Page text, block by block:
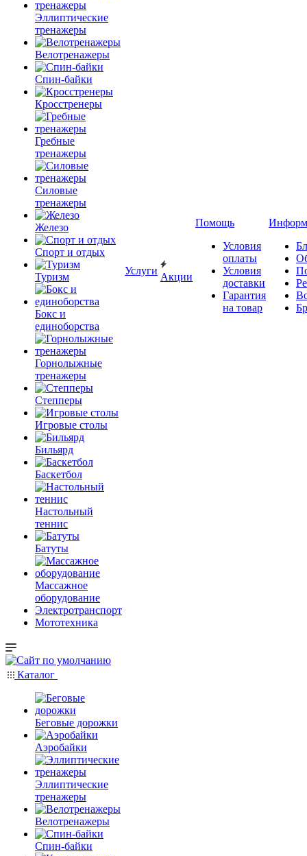
Эллиптические
тренажеры
Велотренажеры
Спин-байки
Кросстренеры
Гребные
тренажеры
Силовые
тренажеры
Железо
Спорт и отдых
Туризм
Бокс и
единоборства
Горнолыжные
тренажеры
Степперы
Игровые столы
Бильярд
Баскетбол
Настольный
теннис
Батуты
Массажное
оборудование
Электротранспорт
Мототехника
Услуги
Акции
Помощь
Условия
оплаты
Условия
доставки
Гарантия
на товар
Каталог
Беговые дорожки
Аэробайки
Эллиптические
тренажеры
Велотренажеры
Спин-байки